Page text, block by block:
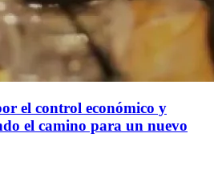
el control económico y
el camino para un nuevo